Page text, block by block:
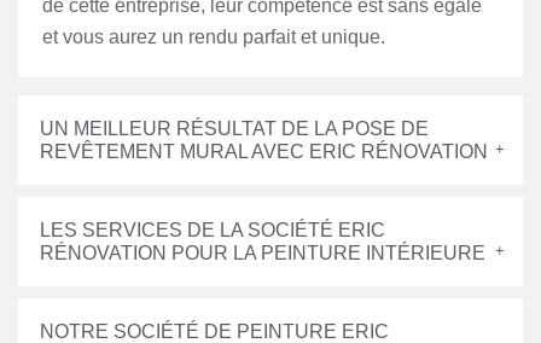
de cette entreprise, leur compétence est sans égale
et vous aurez un rendu parfait et unique.
UN MEILLEUR RÉSULTAT DE LA POSE DE
REVÊTEMENT MURAL AVEC ERIC RÉNOVATION
LES SERVICES DE LA SOCIÉTÉ ERIC
RÉNOVATION POUR LA PEINTURE INTÉRIEURE
NOTRE SOCIÉTÉ DE PEINTURE ERIC